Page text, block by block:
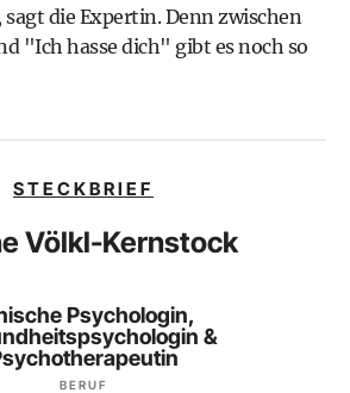
die Expertin. Denn zwischen
"Ich hasse dich" gibt es noch so
STECKBRIEF
Völkl-Kernstock
BERUF
Psychologin,
&